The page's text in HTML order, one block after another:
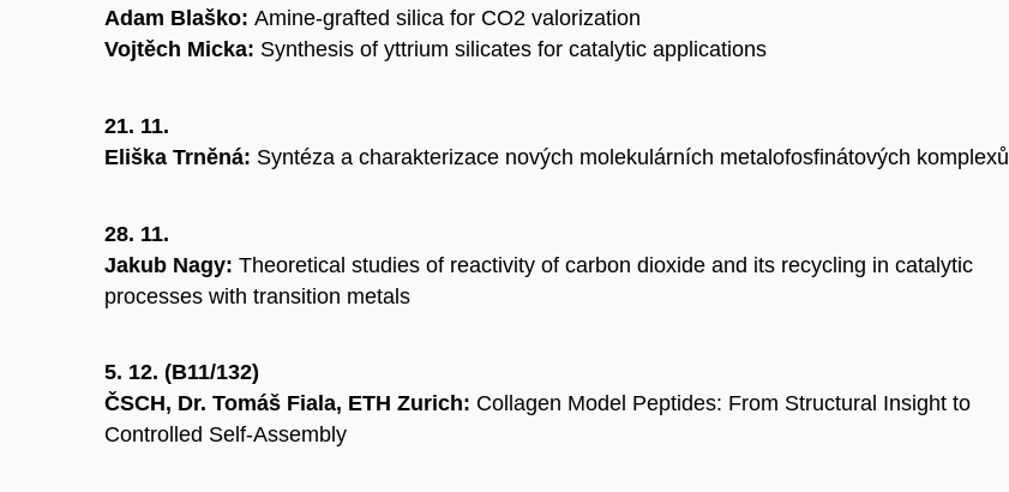
Adam Blaško: Amine-grafted silica for CO2 valorization
Vojtěch Micka: Synthesis of yttrium silicates for catalytic applications
21. 11.
Eliška Trněná: Syntéza a charakterizace nových molekulárních metalofosfinátových komplexů
28. 11.
Jakub Nagy: Theoretical studies of reactivity of carbon dioxide and its recycling in catalytic
processes with transition metals
5. 12. (B11/132)
ČSCH, Dr. Tomáš Fiala, ETH Zurich: Collagen Model Peptides: From Structural Insight to
Controlled Self-Assembly